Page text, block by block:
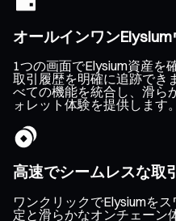
オールインワン
1つの画面でElysium資産を
取引履歴を明確に追跡でき
べての機能を統合し、滑ら
ォレット体験を提供します。
高速でシームレスな取
ワンクリックでElysiumを
定と滑らかなオンチェーン